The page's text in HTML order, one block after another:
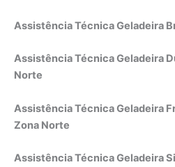
Assistência Técnica Geladeira
Assistência Técnica Geladeira
Norte
Assistência Técnica Geladeira
Zona Norte
Assistência Técnica Geladeira